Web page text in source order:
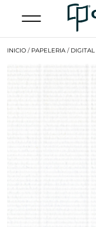
INICIO / PAPELERIA / DIGITAL